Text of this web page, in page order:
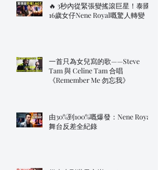
🔥 3秒內從緊張變搖滾巨星！泰國
16歲女仔Nene Royal嘅驚人轉變
一首只為女兒寫的歌——Steve
Tam 與 Celine Tam 合唱
《Remember Me 勿忘我》
由30%到100%嘅爆發：Nene Royal
舞台反差全紀錄